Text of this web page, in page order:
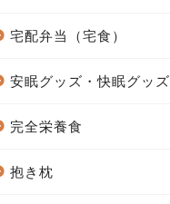
宅配弁当（宅食）
安眠グッズ・快眠グッズ
完全栄養食
抱き枕